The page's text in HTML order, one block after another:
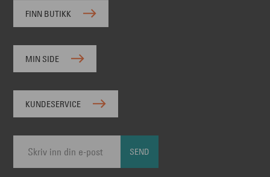
FINN BUTIKK
MIN SIDE
KUNDESERVICE
SEND